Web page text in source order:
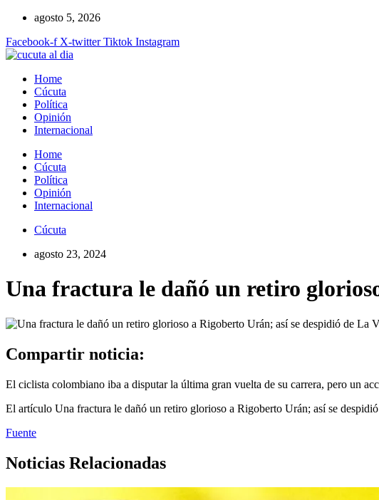
contenido
agosto 5, 2026
Facebook-f X-twitter Tiktok Instagram
Home
Cúcuta
Política
Opinión
Internacional
Home
Cúcuta
Política
Opinión
Internacional
Cúcuta
agosto 23, 2024
Una fractura le dañó un retiro
Compartir noticia:
El ciclista colombiano iba a disputar la última gran vuelta de su carrera, pero un
El artículo Una fractura le dañó un retiro glorioso a Rigoberto Urán; así se
Fuente
Noticias Relacionadas